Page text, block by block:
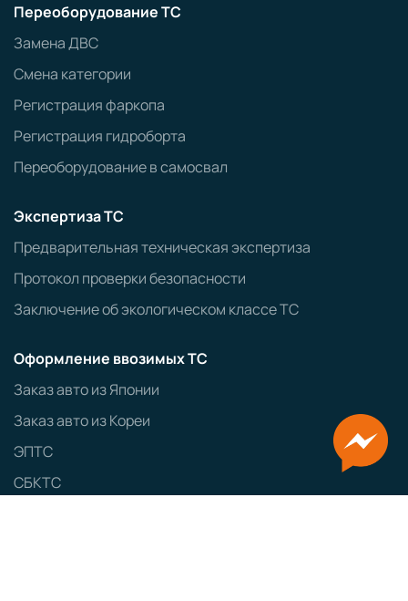
Переоборудование ТС
Замена ДВС
Смена категории
Регистрация фаркопа
Регистрация гидроборта
Переоборудование в самосвал
Экспертиза ТС
Предварительная техническая экспертиза
Протокол проверки безопасности
Заключение об экологическом классе ТС
Оформление ввозимых ТС
Заказ авто из Японии
Заказ авто из Кореи
ЭПТС
СБКТС